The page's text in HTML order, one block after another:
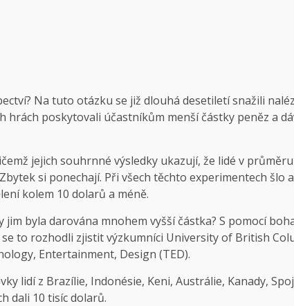
Na tuto otázku se již dlouhá desetiletí snažili
hrách poskytovali účastníkům menší částky peněz a
jejich souhrnné výsledky ukazují, že lidé v průměru
si ponechají. Při všech těchto experimentech šlo
kolem 10 dolarů a méně.
byla darována mnohem vyšší částka? S pomocí
to rozhodli zjistit výzkumníci University of British
Entertainment, Design (TED).
lidí z Brazílie, Indonésie, Keni, Austrálie, Kanady,
dali 10 tisíc dolarů.